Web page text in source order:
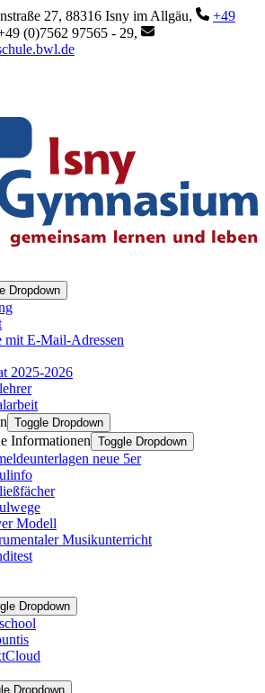
27, 88316 Isny im Allgäu,
+49
(0)7562 97565 - 29,
Dropdown
mit E-Mail-Adressen
2025-2026
Toggle Dropdown
Informationen Toggle Dropdown
neue 5er
Modell
Musikunterricht
Dropdown
Dropdown